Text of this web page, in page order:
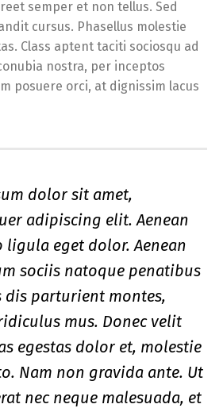
semper et non tellus. Sed
cursus. Phasellus molestie
Class aptent taciti sociosqu ad
nostra, per inceptos
posuere orci, at dignissim lacus
dolor sit amet,
adipiscing elit. Aenean
ligula eget dolor. Aenean
sociis natoque penatibus
dis parturient montes,
mus. Donec velit
egestas dolor et, molestie
Nam non gravida ante. Ut
nec neque malesuada, et